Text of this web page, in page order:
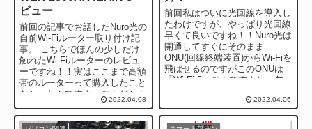
ビュー
前回の記事でお話したNuro光の
自前Wi-Fiルーター取り付け記
事。 こちらでほんの少しだけ
触れたWi-Fiルーターのレビュ
ーですね！！実はここまで高額
帯のルーターって購入したこと
なかったんですよ。なんだかん
2022.04.08
前回私はついに光回線を導入し
たわけですが、やっぱり光回線
早くて良いですね！！Nuro光は
開通してすぐにそのまま
ONU(回線終端装置)からWi-Fiを
飛ばせるのですがこのONUは
「Wi-Fi 5」なんですよね。勿
2022.04.06